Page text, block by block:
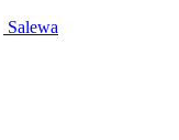
Salewa